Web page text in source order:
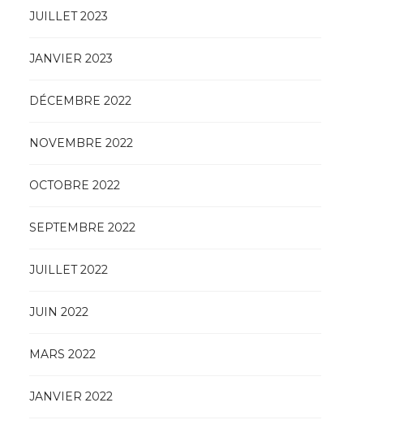
JUILLET 2023
JANVIER 2023
DÉCEMBRE 2022
NOVEMBRE 2022
OCTOBRE 2022
SEPTEMBRE 2022
JUILLET 2022
JUIN 2022
MARS 2022
JANVIER 2022